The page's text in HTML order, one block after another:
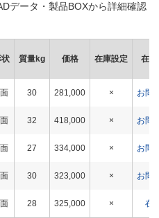
データ・製品BOXから詳細確認
質量kg 価格 在庫設定 在
30 281,000 × お問
32 418,000 × お問
27 334,000 × お問
30 323,000 × お問
28 325,000 × 在